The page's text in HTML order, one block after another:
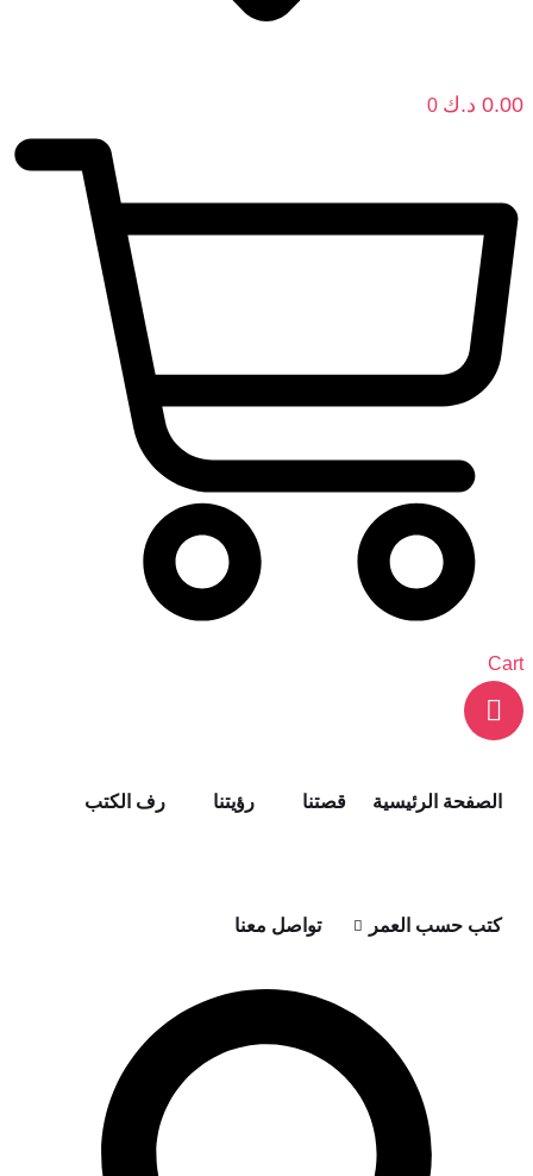
0.00 د.ك 0
Cart
الصفحة الرئيسية قصتنا رؤيتنا رف الكتب
كتب حسب العمر تواصل معنا